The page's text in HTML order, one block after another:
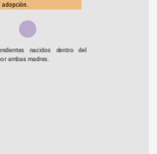
adopción.
nacidos dentro del
ambas madres.